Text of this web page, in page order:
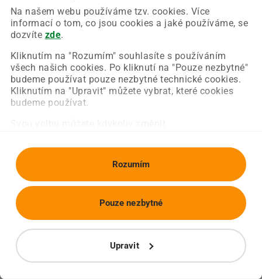
Na našem webu používáme tzv. cookies. Více
informací o tom, co jsou cookies a jaké používáme, se
dozvíte zde.
Kliknutím na "Rozumím" souhlasíte s používáním
všech našich cookies. Po kliknutí na "Pouze nezbytné"
budeme používat pouze nezbytné technické cookies.
Kliknutím na "Upravit" můžete vybrat, které cookies
budeme používat.
Rozumím
Upravit
Pouze nezbytné
Chyba nastala na naší straně a už ji opravujeme.
Zkuste prosím znovu načíst požadovanou stránku.
Obnovit stránku Úvodní strana